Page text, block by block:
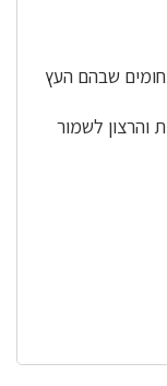
שבהם העץ
והרצון לשמור